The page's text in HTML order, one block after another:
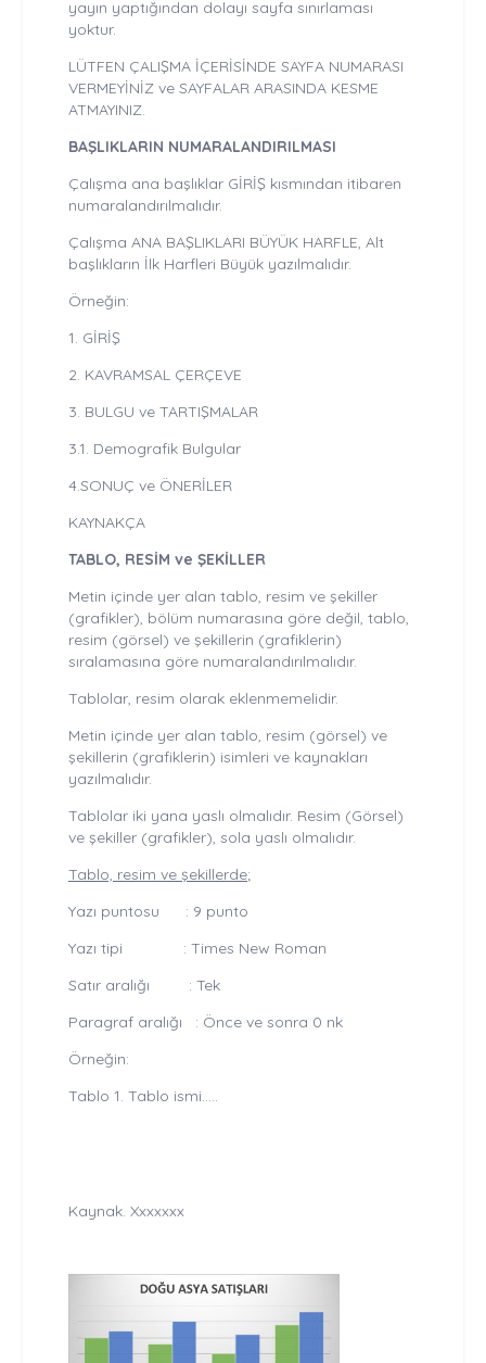
yayın yaptığından dolayı sayfa sınırlaması
yoktur.
LÜTFEN ÇALIŞMA İÇERİSİNDE SAYFA NUMARASI
VERMEYİNİZ ve SAYFALAR ARASINDA KESME
ATMAYINIZ.
BAŞLIKLARIN NUMARALANDIRILMASI
Çalışma ana başlıklar GİRİŞ kısmından itibaren
numaralandırılmalıdır.
Çalışma ANA BAŞLIKLARI BÜYÜK HARFLE, Alt
başlıkların İlk Harfleri Büyük yazılmalıdır.
Örneğin:
1. GİRİŞ
2. KAVRAMSAL ÇERÇEVE
3. BULGU ve TARTIŞMALAR
3.1. Demografik Bulgular
4.SONUÇ ve ÖNERİLER
KAYNAKÇA
TABLO, RESİM ve ŞEKİLLER
Metin içinde yer alan tablo, resim ve şekiller
(grafikler), bölüm numarasına göre değil, tablo,
resim (görsel) ve şekillerin (grafiklerin)
sıralamasına göre numaralandırılmalıdır.
Tablolar, resim olarak eklenmemelidir.
Metin içinde yer alan tablo, resim (görsel) ve
şekillerin (grafiklerin) isimleri ve kaynakları
yazılmalıdır.
Tablolar iki yana yaslı olmalıdır. Resim (Görsel)
ve şekiller (grafikler), sola yaslı olmalıdır.
Tablo, resim ve şekillerde;
Yazı puntosu : 9 punto
Yazı tipi : Times New Roman
Satır aralığı : Tek
Paragraf aralığı : Önce ve sonra 0 nk
Örneğin:
Tablo 1. Tablo ismi.....
Kaynak. Xxxxxxx